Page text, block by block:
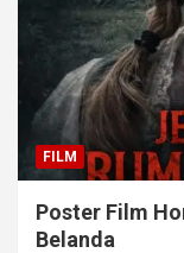
FILM
Poster Film
Belanda